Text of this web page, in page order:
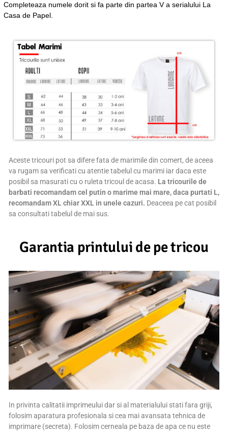
Completeaza numele dorit si fa parte din partea V a serialului La
Casa de Papel.
Aceste tricouri pot sa difere fata de marimile din comert, de aceea
va rugam sa verificati cu atentie tabelul cu marimi iar daca este
posibil sa masurati cu o ruleta tricoul de acasa. La tricourile de
barbati recomandam cel putin o marime mai mare, daca purtati L,
recomandam XL chiar XXL in unele cazuri. Deaceea pe cat posibil
sa consultati tabelul de mai sus.
Garantia printului de pe tricou
In privinta calitatii imprimeului dar si al materialului stati fara griji,
folosim aparatura profesionala si cea mai avansata tehnica de
imprimare (secreta). Folosim cerneala pe baza de apa ce nu este